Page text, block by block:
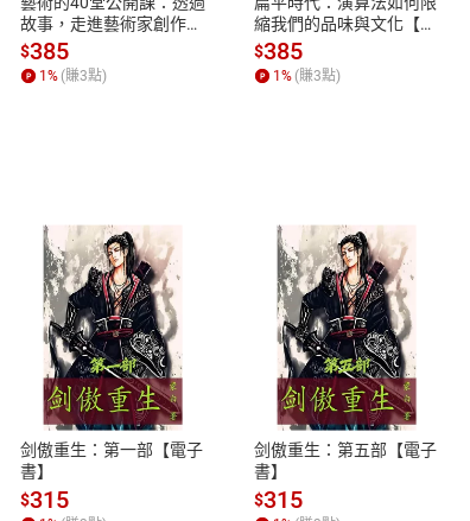
PAY、AFTEE
退換貨規範
本店是否提供消費者保護法七日猶
之權利，遽消費者保護法及通訊交
除權合理例外情事適用準則，依商
質各有不同規定。詳細退換貨說明
故事，走進藝術家創作現
場，看藝術如何誕生、如
何形塑人類生活【電子
書】
$385
1 % (賺3點)
縮我們的品味與文化【電
子書】
$385
1 % (賺3點)
剑傲重生：第一部【電子
書】
$315
剑傲重生：第五部【電子
書】
$315